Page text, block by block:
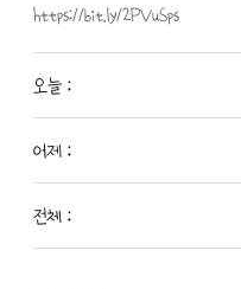
https://bit.ly/2PVuSps
오늘 :
어제 :
전체 :